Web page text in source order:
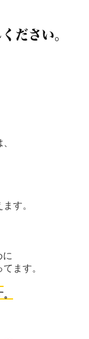
ださい。
す。
に
ます。